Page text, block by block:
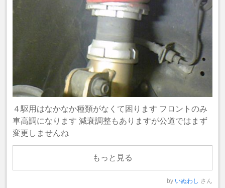
４駆用はなかなか種類がなくて困ります フロントのみ
車高調になります 減衰調整もありますが公道ではまず
変更しませんね
もっと見る
by いぬわし さん